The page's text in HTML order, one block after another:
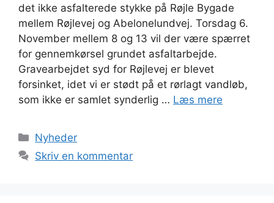
det ikke asfalterede stykke på Røjle Bygade
mellem Røjlevej og Abelonelundvej. Torsdag 6.
November mellem 8 og 13 vil der være spærret
for gennemkørsel grundet asfaltarbejde.
Gravearbejdet syd for Røjlevej er blevet
forsinket, idet vi er stødt på et rørlagt vandløb,
som ikke er samlet synderlig … Læs mere
Kategorier
Nyheder
Skriv en kommentar